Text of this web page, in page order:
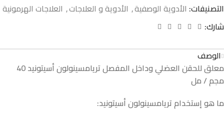
التصنيفات: الأدوية الوصفية, الأدوية و العلاجات, العلاجات الهرمونية
شارك:
الوصف
معلق للحقن العضلي وداخل المفصل تريامسينولون أسيتونيد 40
مجم / مل
ما هو إستخدام تريامسينولون أسيتونيد: